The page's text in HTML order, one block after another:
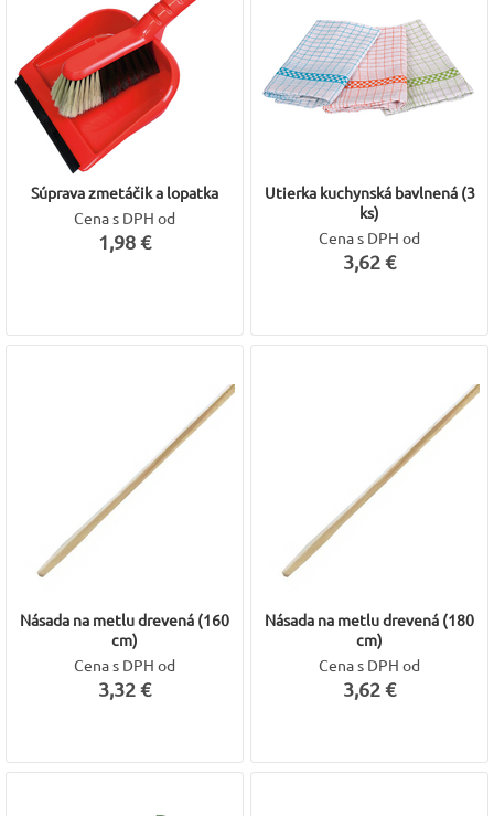
Súprava zmetáčik a lopatka
Cena s DPH od
1,98 €
Utierka kuchynská bavlnená (3
ks)
Cena s DPH od
3,62 €
Násada na metlu drevená (160
cm)
Cena s DPH od
3,32 €
Násada na metlu drevená (180
cm)
Cena s DPH od
3,62 €